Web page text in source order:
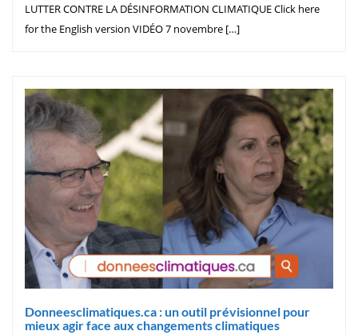
LUTTER CONTRE LA DÉSINFORMATION CLIMATIQUE Click here
for the English version VIDÉO 7 novembre […]
Donneesclimatiques.ca : un outil prévisionnel pour
mieux agir face aux changements climatiques